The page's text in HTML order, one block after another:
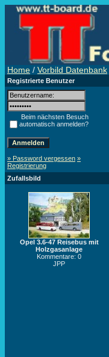
Home / Vorbild Datenbank
Registrierte Benutzer
Beim nächsten Besuch
automatisch anmelden?
» Password vergessen »
Registrierung
Zufallsbild
Opel 3.6-47 Reisebus mit
Holzgasanlage
Kommentare: 0
JPP